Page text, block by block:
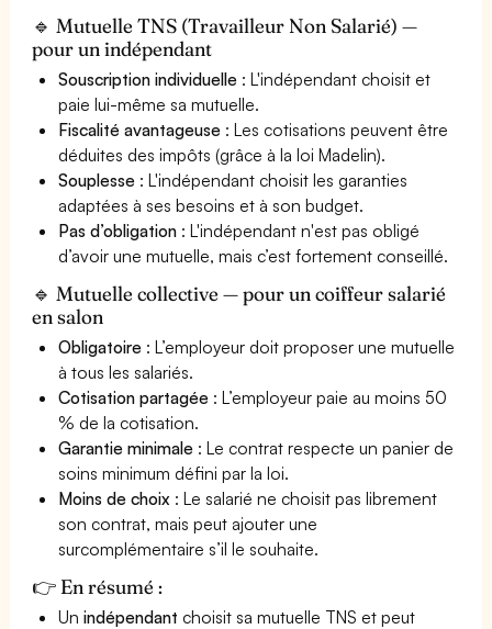
🔹 Mutuelle TNS (Travailleur Non Salarié) —
pour un indépendant
Souscription individuelle : L'indépendant choisit et
paie lui-même sa mutuelle.
Fiscalité avantageuse : Les cotisations peuvent être
déduites des impôts (grâce à la loi Madelin).
Souplesse : L'indépendant choisit les garanties
adaptées à ses besoins et à son budget.
Pas d’obligation : L'indépendant n'est pas obligé
d’avoir une mutuelle, mais c’est fortement conseillé.
🔹 Mutuelle collective — pour un coiffeur salarié
en salon
Obligatoire : L’employeur doit proposer une mutuelle
à tous les salariés.
Cotisation partagée : L’employeur paie au moins 50
% de la cotisation.
Garantie minimale : Le contrat respecte un panier de
soins minimum défini par la loi.
Moins de choix : Le salarié ne choisit pas librement
son contrat, mais peut ajouter une
surcomplémentaire s’il le souhaite.
👉 En résumé :
Unindépendant choisit sa mutuelle TNS et peut